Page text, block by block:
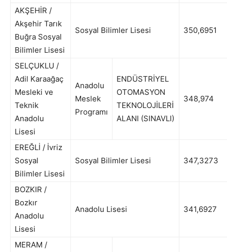
AKŞEHİR /
Akşehir Tarık
Buğra Sosyal
Bilimler Lisesi
Sosyal Bilimler Lisesi 350,6951
SELÇUKLU /
Adil Karaağaç
Mesleki ve
Teknik
Anadolu
Lisesi
Anadolu
Meslek
Programı
ENDÜSTRİYEL
OTOMASYON
TEKNOLOJİLERİ
ALANI (SINAVLI)
348,974
EREĞLİ / İvriz
Sosyal
Bilimler Lisesi
Sosyal Bilimler Lisesi 347,3273
BOZKIR /
Bozkır
Anadolu
Lisesi
Anadolu Lisesi 341,6927
MERAM /